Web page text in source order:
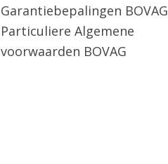
Garantiebepalingen BOVAG
Particuliere Algemene
voorwaarden BOVAG